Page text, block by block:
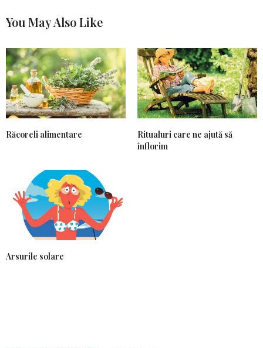
You May Also Like
Răcoreli alimentare
Ritualuri care ne ajută să
înflorim
Arsurile solare